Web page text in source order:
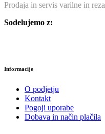
Prodaja in servis varilne in
Sodelujemo z:
Informacije
O podjetju
Kontakt
Pogoji uporabe
Dobava in način plačila